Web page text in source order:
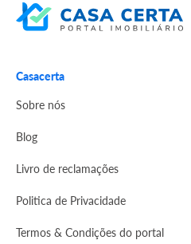
Casacerta
Sobre nós
Blog
Livro de reclamações
Politica de Privacidade
Termos & Condições do portal